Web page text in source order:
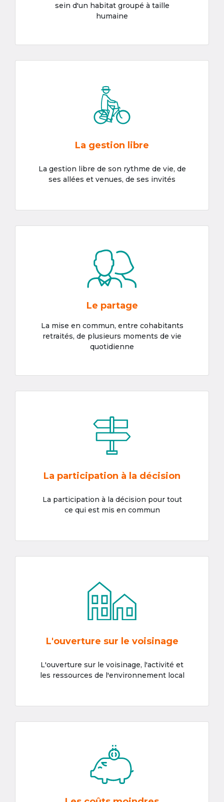
sein d'un habitat groupé à taille
humaine
La gestion libre
La gestion libre de son rythme de vie, de
ses allées et venues, de ses invités
Le partage
La mise en commun, entre cohabitants
retraités, de plusieurs moments de vie
quotidienne
La participation à la décision
La participation à la décision pour tout
ce qui est mis en commun
L'ouverture sur le voisinage
L'ouverture sur le voisinage, l'activité et
les ressources de l'environnement local